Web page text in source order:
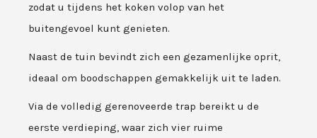
zodat u tijdens het koken volop van het
buitengevoel kunt genieten.
Naast de tuin bevindt zich een gezamenlijke oprit,
ideaal om boodschappen gemakkelijk uit te laden.
Via de volledig gerenoveerde trap bereikt u de
eerste verdieping, waar zich vier ruime